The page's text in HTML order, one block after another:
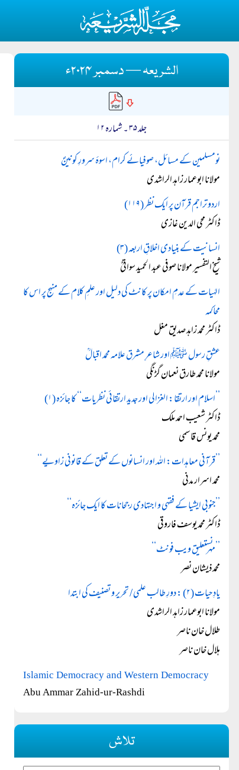
الشریعہ — دسمبر ۲۰۲۴ء
جلد ۳۵ ۔ شمارہ ۱۲
نومسلمین کے مسائل، صوفیائے کرام، اسوۂ سرورِ کونینؐ
مولانا ابوعمار زاہد الراشدی
اردو تراجم قرآن پر ایک نظر (۱۱۹)
ڈاکٹر محی الدین غازی
انسانیت کے بنیادی اخلاقِ اربعہ (۳)
شیخ التفسیر مولانا صوفی عبد الحمید سواتیؒ
الہٰیات کے عدمِ امکان پر کانٹ کی دلیل اور علمِ کلام کے منہج پر اس کا
محاکمہ
ڈاکٹر محمد زاہد صدیق مغل
عشقِ رسول ﷺ اور شاعرِ مشرق علامہ محمد اقبالؒ
مولانا محمد طارق نعمان گڑنگی
’’اسلام اور ارتقا: الغزالی اور جدید ارتقائی نظریات‘‘ کا جائزہ (۱)
ڈاکٹر شعیب احمد ملک
محمد یونس قاسمی
’’قرآنی معاہدات: اللہ اور انسانوں کے تعلق کے قانونی زاویے‘‘
محمد اسرار مدنی
’’جنوبی ایشیا کے فقہی و اجتہادی رجحانات کا ایک جائزہ‘‘
ڈاکٹر محمد یوسف فاروقی
’’مہر نستعلیق ویب فونٹ‘‘
محمد ذیشان نصر
یادِ حیات (۲) : دورِ طالب علمی / تحریر و تصنیف کی ابتدا
مولانا ابوعمار زاہد الراشدی
طلال خان ناصر
ہلال خان ناصر
Islamic Democracy and Western Democracy
Abu Ammar Zahid-ur-Rashdi
تلاش